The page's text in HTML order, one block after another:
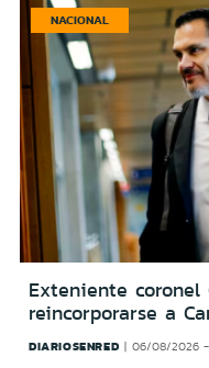
NACIONAL
Exteniente coronel
reincorporarse a
DIARIOSENRED 06/08/2026 -